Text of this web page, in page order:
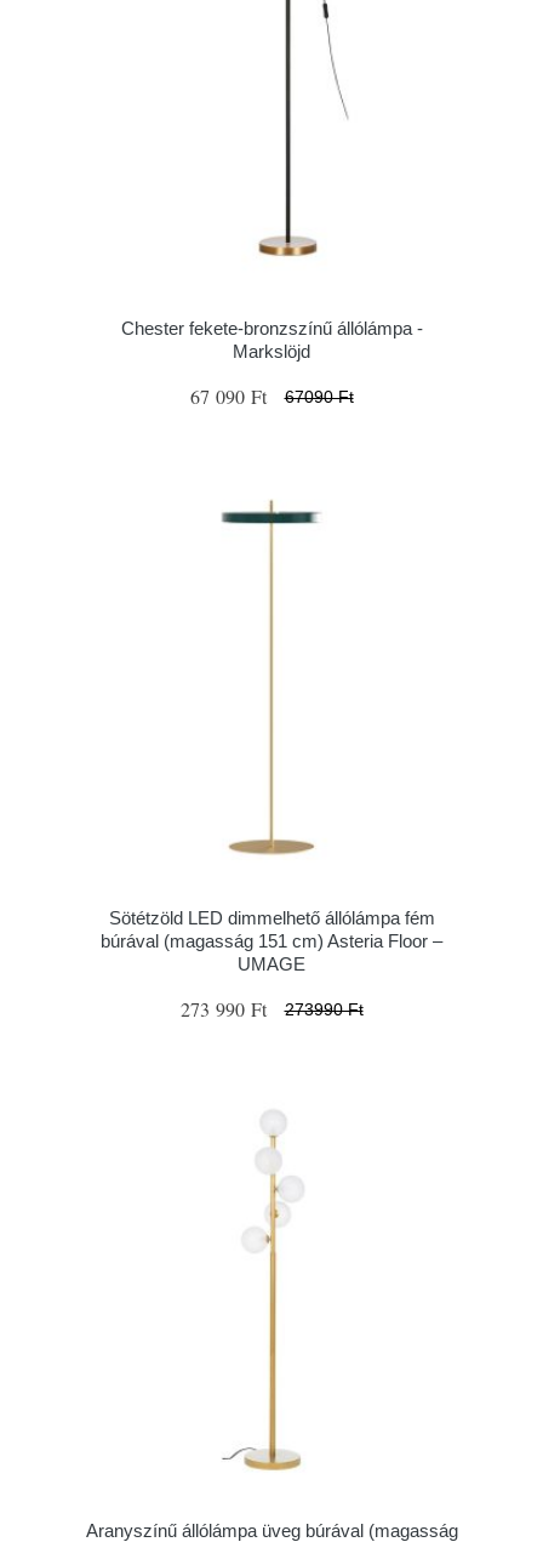
Chester fekete-bronzszínű állólámpa -
Markslöjd
67 090 Ft 67090 Ft
Sötétzöld LED dimmelhető állólámpa fém
búrával (magasság 151 cm) Asteria Floor –
UMAGE
273 990 Ft 273990 Ft
Aranyszínű állólámpa üveg búrával (magasság